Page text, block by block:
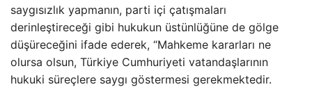
saygısızlık yapmanın, parti içi çatışmaları
derinleştireceği gibi hukukun üstünlüğüne de gölge
düşüreceğini ifade ederek, “Mahkeme kararları ne
olursa olsun, Türkiye Cumhuriyeti vatandaşlarının
hukuki süreçlere saygı göstermesi gerekmektedir.